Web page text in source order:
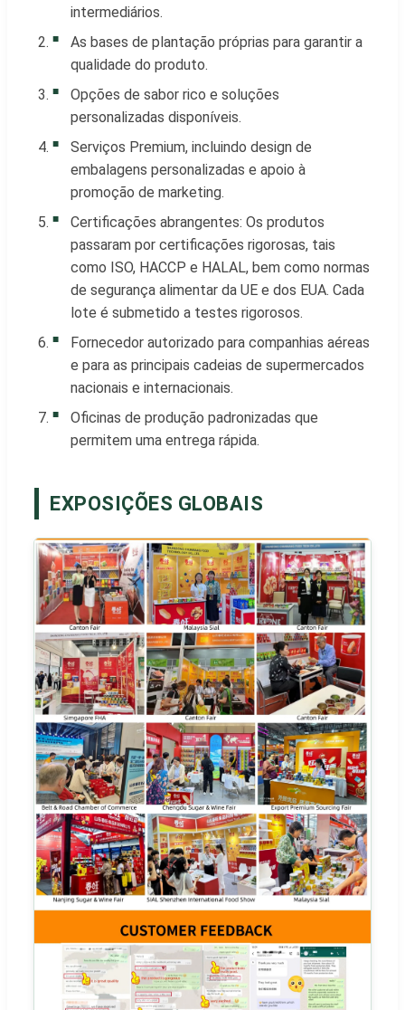
intermediários.
As bases de plantação próprias para garantir a
qualidade do produto.
Opções de sabor rico e soluções
personalizadas disponíveis.
Serviços Premium, incluindo design de
embalagens personalizadas e apoio à
promoção de marketing.
Certificações abrangentes: Os produtos
passaram por certificações rigorosas, tais
como ISO, HACCP e HALAL, bem como normas
de segurança alimentar da UE e dos EUA. Cada
lote é submetido a testes rigorosos.
Fornecedor autorizado para companhias aéreas
e para as principais cadeias de supermercados
nacionais e internacionais.
Oficinas de produção padronizadas que
permitem uma entrega rápida.
EXPOSIÇÕES GLOBAIS